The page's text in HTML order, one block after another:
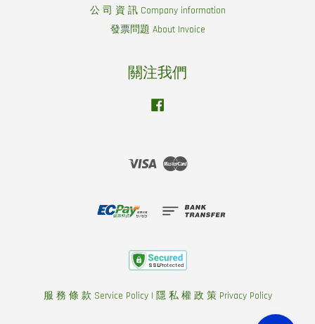
公 司 資 訊 Company information
發票問題 About Invoice
關注我們
Visa Master
服 務 條 款 Service Policy| 隱 私 權 政 策 Privacy Policy